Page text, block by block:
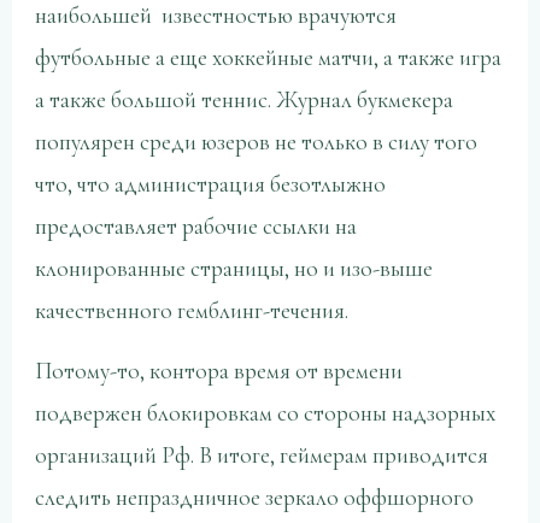
наибольшей известностью врачуются
футбольные а еще хоккейные матчи, а также игра
а также большой теннис. Журнал букмекера
популярен среди юзеров не только в силу того
что, что администрация безотлыжно
предоставляет рабочие ссылки на
клонированные страницы, но и изо-выше
качественного гемблинг-течения.
Потому-то, контора время от времени
подвержен блокировкам со стороны надзорных
организаций Рф. В итоге, геймерам приводится
следить непраздничное зеркало оффшорного